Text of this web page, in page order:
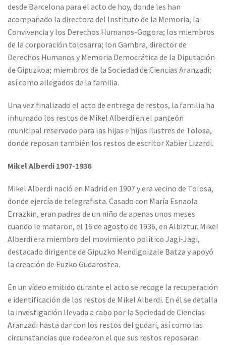
desde Barcelona para el acto de hoy, donde les han
acompañado la directora del Instituto de la Memoria, la
Convivencia y los Derechos Humanos-Gogora; los miembros
de la corporación tolosarra; Ion Gambra, director de
Derechos Humanos y Memoria Democrática de la Diputación
de Gipuzkoa; miembros de la Sociedad de Ciencias Aranzadi;
así como allegados de la familia.
Una vez finalizado el acto de entrega de restos, la familia ha
inhumado los restos de Mikel Alberdi en el panteón
municipal reservado para las hijas e hijos ilustres de Tolosa,
donde reposan también los restos de escritor Xabier Lizardi.
Mikel Alberdi 1907-1936
Mikel Alberdi nació en Madrid en 1907 y era vecino de Tolosa,
donde ejercía de telegrafista. Casado con María Esnaola
Errazkin, eran padres de un niño de apenas unos meses
cuando le mataron, el 16 de agosto de 1936, en Albiztur. Mikel
Alberdi era miembro del movimiento político Jagi-Jagi,
destacado dirigente de Gipuzko Mendigoizale Batza y apoyó
la creación de Euzko Gudarostea.
En un vídeo emitido durante el acto se recoge la recuperación
e identificación de los restos de Mikel Alberdi. En él se detalla
la investigación llevada a cabo por la Sociedad de Ciencias
Aranzadi hasta dar con los restos del gudari, así como las
circunstancias que rodearon el que sus restos reposaran